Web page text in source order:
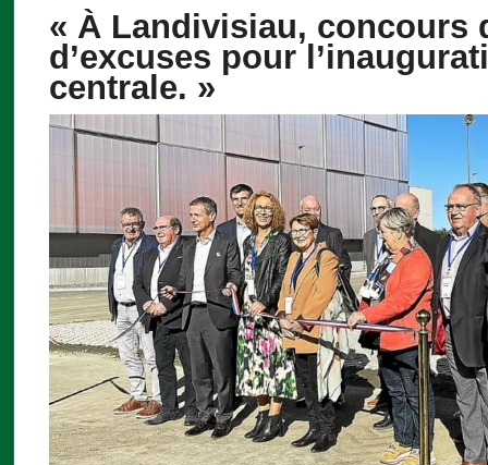
« À Landivisiau, concours
d’excuses pour
centrale. »